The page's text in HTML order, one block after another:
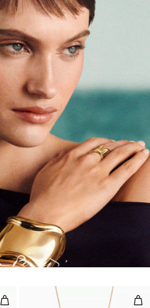
오픈 하트 펜던트, 옐로우 골드, 다오